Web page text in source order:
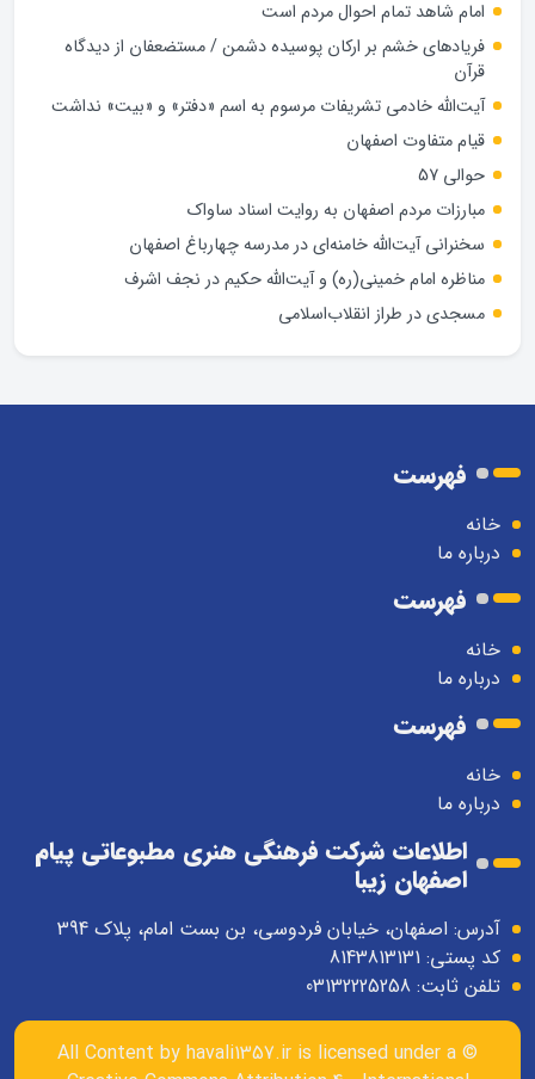
امام شاهد تمام احوال مردم است
فریادهای خشم بر ارکان پوسیده دشمن / مستضعفان از دیدگاه
قرآن
آیت‌الله خادمی تشریفات مرسوم به اسم «دفتر» و «بیت» نداشت
قیام متفاوت اصفهان
حوالی 57
مبارزات مردم اصفهان به روایت اسناد ساواک
سخنرانی آیت‌الله خامنه‌ای در مدرسه چهارباغ اصفهان
مناظره امام خمینی(ره) و آیت‌الله حکیم در نجف اشرف
مسجدی در طراز انقلاب‌اسلامی
فهرست
خانه
درباره ما
فهرست
خانه
درباره ما
فهرست
خانه
درباره ما
اطلاعات شرکت فرهنگی هنری مطبوعاتی پیام
اصفهان زیبا
آدرس: اصفهان، خیابان فردوسی، بن بست امام، پلاک 394
کد پستی: 8143813131
تلفن ثابت: 03132225258
© All Content by
havali1357.ir is licensed under a